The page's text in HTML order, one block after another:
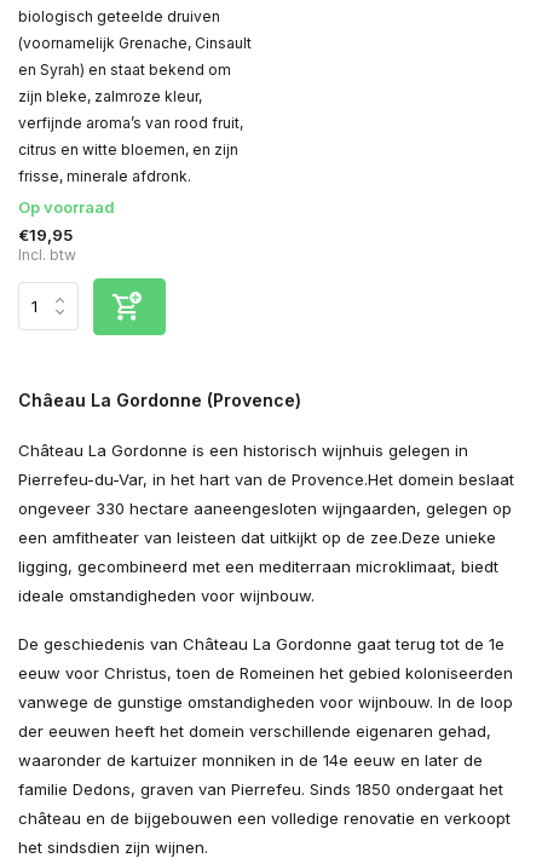
biologisch geteelde druiven
(voornamelijk Grenache, Cinsault
en Syrah) en staat bekend om
zijn bleke, zalmroze kleur,
verfijnde aroma’s van rood fruit,
citrus en witte bloemen, en zijn
frisse, minerale afdronk.
Op voorraad
€19,95
Incl. btw
Châeau La Gordonne (Provence)
Château La Gordonne is een historisch wijnhuis gelegen in
Pierrefeu-du-Var, in het hart van de Provence.Het domein beslaat
ongeveer 330 hectare aaneengesloten wijngaarden, gelegen op
een amfitheater van leisteen dat uitkijkt op de zee.Deze unieke
ligging, gecombineerd met een mediterraan microklimaat, biedt
ideale omstandigheden voor wijnbouw.
De geschiedenis van Château La Gordonne gaat terug tot de 1e
eeuw voor Christus, toen de Romeinen het gebied koloniseerden
vanwege de gunstige omstandigheden voor wijnbouw. In de loop
der eeuwen heeft het domein verschillende eigenaren gehad,
waaronder de kartuizer monniken in de 14e eeuw en later de
familie Dedons, graven van Pierrefeu. Sinds 1850 ondergaat het
château en de bijgebouwen een volledige renovatie en verkoopt
het sindsdien zijn wijnen.